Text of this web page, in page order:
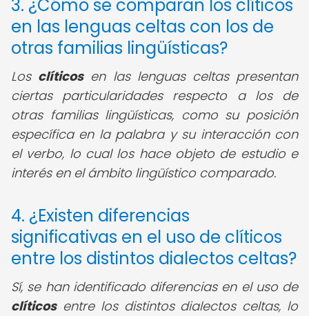
3. ¿Cómo se comparan los clíticos
en las lenguas celtas con los de
otras familias lingüísticas?
Los clíticosen las lenguas celtas presentan
ciertas particularidades respecto a los de
otras familias lingüísticas, como su posición
específica en la palabra y su interacción con
el verbo, lo cual los hace objeto de estudio e
interés en el ámbito lingüístico comparado.
4. ¿Existen diferencias
significativas en el uso de clíticos
entre los distintos dialectos celtas?
Sí, se han identificado diferencias en el uso de
clíticosentre los distintos dialectos celtas, lo